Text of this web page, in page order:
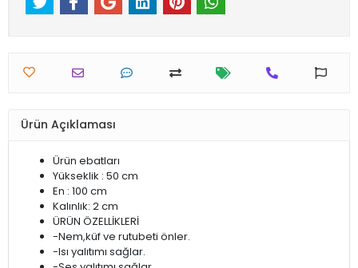
Ürün Açıklaması
Ürün ebatları
Yükseklik : 50 cm
En : 100 cm
Kalınlık: 2 cm
ÜRÜN ÖZELLİKLERİ
-Nem,küf ve rutubeti önler.
-Isı yalıtımı sağlar.